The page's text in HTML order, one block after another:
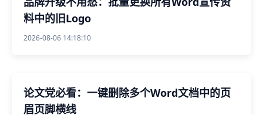
料中的旧Logo
2026-08-06 14:18:10
论文党必看：一键删除多个Word文档中的页
眉页脚横线